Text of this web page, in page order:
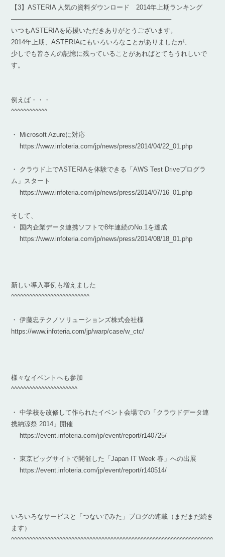
【3】ASTERIA 人気の資料ダウンロード 2014年上期ランキング
————————————————————————–
いつもASTERIAを応援いただきありがとうございます。
2014年上期、ASTERIAにもいろいろなことがありましたが、
少しでも皆さんの記憶に残っていることがあればとてもうれしいで
す。
例えば・・・
^^^^^^^^^^^^
・ Microsoft Azureに対応
https://www.infoteria.com/jp/news/press/2014/04/22_01.php
・ クラウド上でASTERIAを体験できる「AWS Test Driveプログラ
ム」スタート
https://www.infoteria.com/jp/news/press/2014/07/16_01.php
そして、
・ 国内企業データ連携ソフトで8年連続のNo.1を達成
https://www.infoteria.com/jp/news/press/2014/08/18_01.php
新しい導入事例も増えました
^^^^^^^^^^^^^^^^^^^^^^^^^^
・ 伊藤忠テクノソリューションズ株式会社様
https://www.infoteria.com/jp/warp/case/w_ctc/
様々なイベントへも参加
^^^^^^^^^^^^^^^^^^^^^^
・ 中学校を改修して作られたイベント会場での「クラウドデータ連
携納涼祭 2014」開催
https://event.infoteria.com/jp/event/report/r140725/
・ 東京ビッグサイトで開催した「Japan IT Week 春」への出展
https://event.infoteria.com/jp/event/report/r140514/
いろいろなサービスと「つないでみた」ブログの連載（まだまだ続き
ます）
^^^^^^^^^^^^^^^^^^^^^^^^^^^^^^^^^^^^^^^^^^^^^^^^^^^^^^^^^^^^^^^^^^^